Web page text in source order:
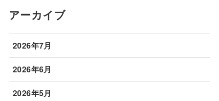
アーカイブ
2026年7月
2026年6月
2026年5月